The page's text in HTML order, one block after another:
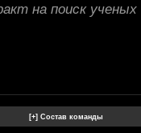
на поиск